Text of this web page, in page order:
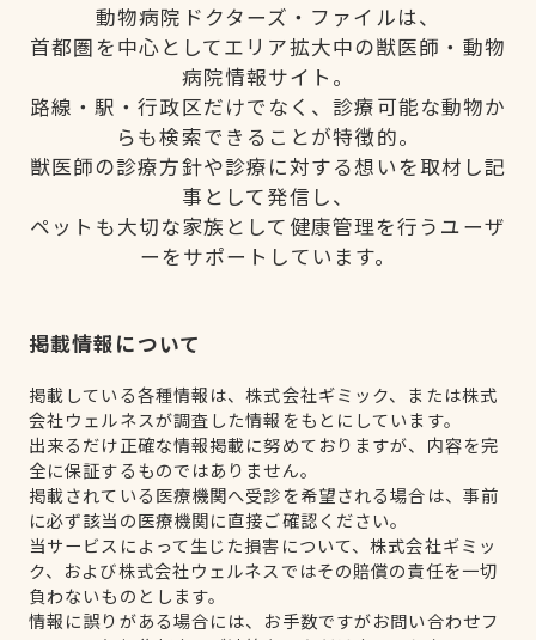
動物病院ドクターズ・ファイルは、
首都圏を中心としてエリア拡大中の獣医師・動物
病院情報サイト。
路線・駅・行政区だけでなく、診療可能な動物か
らも検索できることが特徴的。
獣医師の診療方針や診療に対する想いを取材し記
事として発信し、
ペットも大切な家族として健康管理を行うユーザ
ーをサポートしています。
掲載情報について
掲載している各種情報は、株式会社ギミック、または株式
会社ウェルネスが調査した情報をもとにしています。
出来るだけ正確な情報掲載に努めておりますが、内容を完
全に保証するものではありません。
掲載されている医療機関へ受診を希望される場合は、事前
に必ず該当の医療機関に直接ご確認ください。
当サービスによって生じた損害について、株式会社ギミッ
ク、および株式会社ウェルネスではその賠償の責任を一切
負わないものとします。
情報に誤りがある場合には、お手数ですがお問い合わせフ